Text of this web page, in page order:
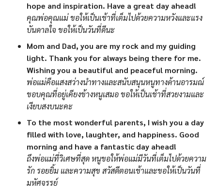
hope and inspiration. Have a great day ahead!
คุณพ่อคุณแม่ ขอให้เป็นเช้าที่เต็มไปด้วยความหวังและแรง
บันดาลใจ ขอให้เป็นวันที่ดีนะ
Mom and Dad, you are my rock and my guiding
light. Thank you for always being there for me.
Wishing you a beautiful and peaceful morning.
พ่อแม่คือแสงสว่างนำทางและสนับสนุนหนูทางด้านอารมณ์
ขอบคุณที่อยู่เคียงข้างหนูเสมอ ขอให้เป็นเช้าที่สวยงามและ
เงียบสงบนะคะ
To the most wonderful parents, I wish you a day
filled with love, laughter, and happiness. Good
morning and have a fantastic day ahead!
ถึงพ่อแม่ที่วิเศษที่สุด หนูขอให้พ่อแม่มีวันที่เต็มไปด้วยความ
รัก รอยยิ้ม และความสุข สวัสดีตอนเช้าและขอให้เป็นวันที่
มหัศจรรย์